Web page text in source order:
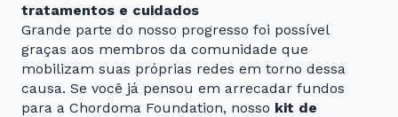
tratamentos e cuidados
Grande parte do nosso progresso foi possível
graças aos membros da comunidade que
mobilizam suas próprias redes em torno dessa
causa. Se você já pensou em arrecadar fundos
para a Chordoma Foundation, nosso kit de